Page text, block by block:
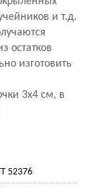
и т.д.
остатков
изготовить
3х4 см, в
52376